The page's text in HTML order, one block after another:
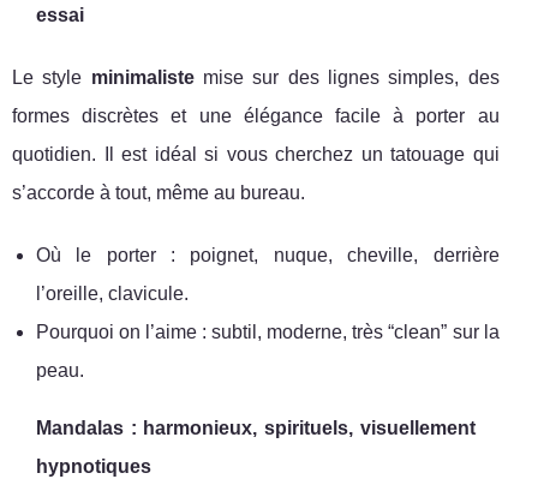
essai
Le style minimalistemise sur des lignes simples, des
formes discrètes et une élégance facile à porter au
quotidien. Il est idéal si vous cherchez un tatouage qui
s’accorde à tout, même au bureau.
Où le porter : poignet, nuque, cheville, derrière
l’oreille, clavicule.
Pourquoi on l’aime : subtil, moderne, très “clean” sur la
peau.
Mandalas : harmonieux, spirituels, visuellement
hypnotiques